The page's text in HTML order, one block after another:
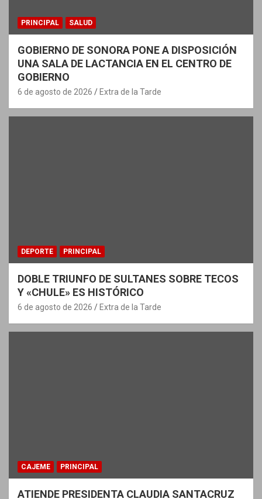
PRINCIPAL SALUD
GOBIERNO DE SONORA PONE A DISPOSICIÓN
UNA SALA DE LACTANCIA EN EL CENTRO DE
GOBIERNO
6 de agosto de 2026 Extra de la Tarde
DEPORTE PRINCIPAL
DOBLE TRIUNFO DE SULTANES SOBRE TECOS
Y «CHULE» ES HISTÓRICO
6 de agosto de 2026 Extra de la Tarde
CAJEME PRINCIPAL
ATIENDE PRESIDENTA CLAUDIA SANTACRUZ